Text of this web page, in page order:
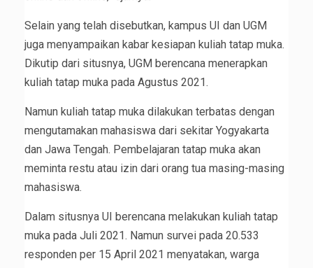
Selain yang telah disebutkan, kampus UI dan UGM
juga menyampaikan kabar kesiapan kuliah tatap muka.
Dikutip dari situsnya, UGM berencana menerapkan
kuliah tatap muka pada Agustus 2021.
Namun kuliah tatap muka dilakukan terbatas dengan
mengutamakan mahasiswa dari sekitar Yogyakarta
dan Jawa Tengah. Pembelajaran tatap muka akan
meminta restu atau izin dari orang tua masing-masing
mahasiswa.
Dalam situsnya UI berencana melakukan kuliah tatap
muka pada Juli 2021. Namun survei pada 20.533
responden per 15 April 2021 menyatakan, warga